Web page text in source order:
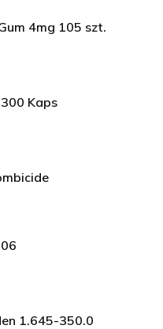
4mg 105 szt.
Kaps
1.645-350.0